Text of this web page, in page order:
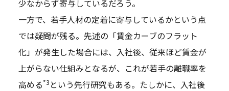
少なからず寄与しているだろう。
一方で、若手人材の定着に寄与しているかという点
では疑問が残る。先述の「賃金カーブのフラット
化」が発生した場合には、入社後、従来ほど賃金が
上がらない仕組みとなるが、これが若手の離職率を
高める*3 という先行研究もある。たしかに、入社後